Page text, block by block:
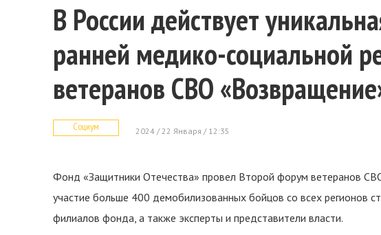
В России действует
ранней медико-социальной
ветеранов СВО
Социум 2024 / 22 Января / 12:35
Фонд «Защитники Отечества» провел Второй форум ветеранов
участие больше 400 демобилизованных бойцов со всех регионов
филиалов фонда, а также эксперты и представители власти.